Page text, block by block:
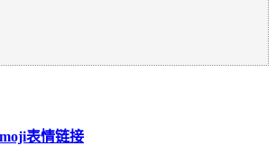
表情链接